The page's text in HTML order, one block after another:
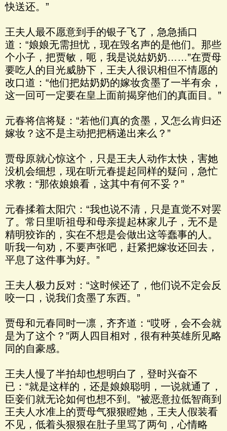
快送还。”
王夫人最不愿意到手的银子飞了，急急插口
道：“娘娘无需担忧，现在毁名声的是他们。那些
个小子，把贾敏，呃，我是说姑奶奶……”在贾母
要吃人的目光威胁下，王夫人很识相但不情愿的
改口道：“他们把姑奶奶的嫁妆贪墨了一半有余，
这一回可一定要在皇上面前揭穿他们的真面目。”
元春将信将疑：“若他们真的贪墨，又怎么肯归还
嫁妆？这不是主动把把柄递出来么？”
贾母原就心惊这个，只是王夫人动作太快，害她
没机会细想，现在听元春提起同样的疑问，急忙
求教：“那依娘娘看，这其中有何不妥？”
元春揉着太阳穴：“我也说不清，只是直觉不对罢
了。常日里听祖母和母亲提起林家儿子，无不是
精明狡诈的，实在不想是会做出这等蠢事的人。
听我一句劝，不要声张吧，赶紧把嫁妆还回去，
平息了这件事为好。”
王夫人极力反对：“这时候还了，他们说不定会反
咬一口，说我们贪墨了东西。”
贾母和元春同时一凛，齐齐道：“哎呀，会不会就
是为了这个？”两人四目相对，很有种英雄所见略
同的自豪感。
王夫人慢了半拍却也想明白了，登时兴奋不
已：“就是这样的，还是娘娘聪明，一说就通了，
臣妾们就无论如何也想不到。”被恶意拉低智商到
王夫人水准上的贾母气狠狠瞪她，王夫人假装看
不见，低着头狠狠在肚子里骂了两句，心情略